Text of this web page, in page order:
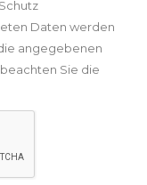
Daten werden
angegebenen
Sie die